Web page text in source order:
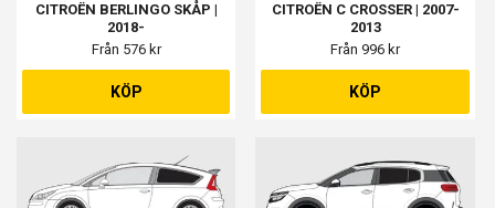
CITROËN BERLINGO SKÅP |
2018-
Från 576 kr
KÖP
CITROËN C CROSSER | 2007-
2013
Från 996 kr
KÖP